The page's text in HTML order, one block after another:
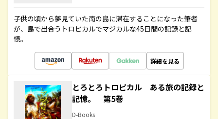
子供の頃から夢見ていた南の島に滞在することになった筆者
が、島で出合うトロピカルでマジカルな45日間の記録と記
憶。
詳細を見る
とろとろトロピカル ある旅の記録と
記憶。 第5巻
D-Books